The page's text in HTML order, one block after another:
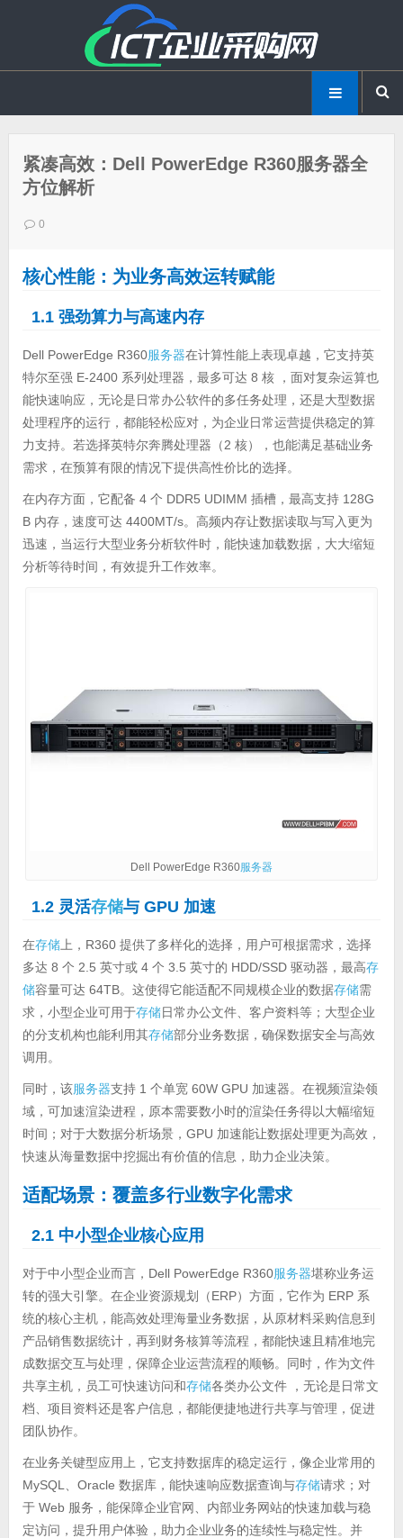
紧凑高效：Dell PowerEdge R360服务器全
方位解析
0
核心性能：为业务高效运转赋能
1.1 强劲算力与高速内存
Dell PowerEdge R360服务器在计算性能上表现卓越，它支持英
特尔至强 E-2400 系列处理器，最多可达 8 核 ，面对复杂运算也
能快速响应，无论是日常办公软件的多任务处理，还是大型数据
处理程序的运行，都能轻松应对，为企业日常运营提供稳定的算
力支持。若选择英特尔奔腾处理器（2 核），也能满足基础业务
需求，在预算有限的情况下提供高性价比的选择。
在内存方面，它配备 4 个 DDR5 UDIMM 插槽，最高支持 128G
B 内存，速度可达 4400MT/s。高频内存让数据读取与写入更为
迅速，当运行大型业务分析软件时，能快速加载数据，大大缩短
分析等待时间，有效提升工作效率。
Dell PowerEdge R360服务器
1.2 灵活存储与 GPU 加速
在存储上，R360 提供了多样化的选择，用户可根据需求，选择
多达 8 个 2.5 英寸或 4 个 3.5 英寸的 HDD/SSD 驱动器，最高存
储容量可达 64TB。这使得它能适配不同规模企业的数据存储需
求，小型企业可用于存储日常办公文件、客户资料等；大型企业
的分支机构也能利用其存储部分业务数据，确保数据安全与高效
调用。
同时，该服务器支持 1 个单宽 60W GPU 加速器。在视频渲染领
域，可加速渲染进程，原本需要数小时的渲染任务得以大幅缩短
时间；对于大数据分析场景，GPU 加速能让数据处理更为高效，
快速从海量数据中挖掘出有价值的信息，助力企业决策。
适配场景：覆盖多行业数字化需求
2.1 中小型企业核心应用
对于中小型企业而言，Dell PowerEdge R360服务器堪称业务运
转的强大引擎。在企业资源规划（ERP）方面，它作为 ERP 系
统的核心主机，能高效处理海量业务数据，从原材料采购信息到
产品销售数据统计，再到财务核算等流程，都能快速且精准地完
成数据交互与处理，保障企业运营流程的顺畅。同时，作为文件
共享主机，员工可快速访问和存储各类办公文件 ，无论是日常文
档、项目资料还是客户信息，都能便捷地进行共享与管理，促进
团队协作。
在业务关键型应用上，它支持数据库的稳定运行，像企业常用的
MySQL、Oracle 数据库，能快速响应数据查询与存储请求；对
于 Web 服务，能保障企业官网、内部业务网站的快速加载与稳
定访问，提升用户体验，助力企业业务的连续性与稳定性。并